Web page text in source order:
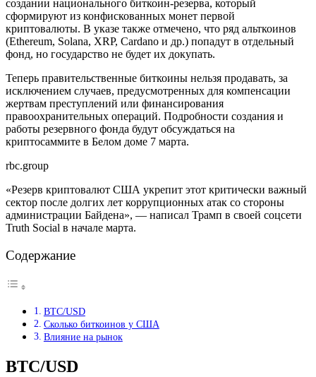
создании национального биткоин-резерва, который
сформируют из конфискованных монет первой
криптовалюты. В указе также отмечено, что ряд альткоинов
(Ethereum, Solana, XRP, Cardano и др.) попадут в отдельный
фонд, но государство не будет их докупать.
Теперь правительственные биткоины нельзя продавать, за
исключением случаев, предусмотренных для компенсации
жертвам преступлений или финансирования
правоохранительных операций. Подробности создания и
работы резервного фонда будут обсуждаться на
криптосаммите в Белом доме 7 марта.
rbc.group
«Резерв криптовалют США укрепит этот критически важный
сектор после долгих лет коррупционных атак со стороны
администрации Байдена», — написал Трамп в своей соцсети
Truth Social в начале марта.
Содержание
BTC/USD
Сколько биткоинов у США
Влияние на рынок
BTC/USD